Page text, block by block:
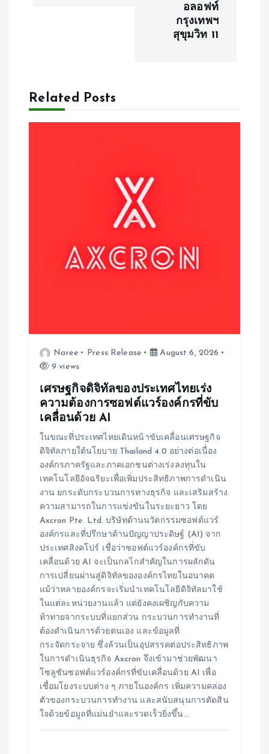
อลอฟท์
กรุงเทพฯ
สุขุมวิท 11
Related Posts
Naree Press Release
August 6, 2026
9 views
เศรษฐกิจดิจิทัลของประเทศไทยเร่ง
ความต้องการซอฟต์แวร์องค์กรที่ขับ
เคลื่อนด้วย AI
ในขณะที่ประเทศไทยเดินหน้าขับเคลื่อนเศรษฐกิจ
ดิจิทัลภายใต้นโยบาย Thailand 4.0 อย่างต่อเนื่อง
องค์กรภาครัฐและภาคเอกชนต่างเร่งลงทุนใน
เทคโนโลยีอัจฉริยะเพื่อเพิ่มประสิทธิภาพการดำเนิน
งาน ยกระดับกระบวนการทางธุรกิจ และเสริมสร้าง
ความสามารถในการแข่งขันในระยะยาว โดย
Axcron Pte. Ltd. บริษัทด้านนวัตกรรมซอฟต์แวร์
องค์กรและที่ปรึกษาด้านปัญญาประดิษฐ์ (AI) จาก
ประเทศสิงคโปร์ เชื่อว่าซอฟต์แวร์องค์กรที่ขับ
เคลื่อนด้วย AI จะเป็นกลไกสำคัญในการผลักดัน
การเปลี่ยนผ่านสู่ดิจิทัลขององค์กรไทยในอนาคต
แม้ว่าหลายองค์กรจะเริ่มนำเทคโนโลยีดิจิทัลมาใช้
ในแต่ละหน่วยงานแล้ว แต่ยังคงเผชิญกับความ
ท้าทายจากระบบที่แยกส่วน กระบวนการทำงานที่
ต้องดำเนินการด้วยตนเอง และข้อมูลที่
กระจัดกระจาย ซึ่งล้วนเป็นอุปสรรคต่อประสิทธิภาพ
ในการดำเนินธุรกิจ Axcron จึงเข้ามาช่วยพัฒนา
โซลูชันซอฟต์แวร์องค์กรที่ขับเคลื่อนด้วย AI เพื่อ
เชื่อมโยงระบบต่าง ๆ ภายในองค์กร เพิ่มความคล่อง
ตัวของกระบวนการทำงาน และสนับสนุนการตัดสิน
ใจด้วยข้อมูลที่แม่นยำและรวดเร็วยิ่งขึ้น…